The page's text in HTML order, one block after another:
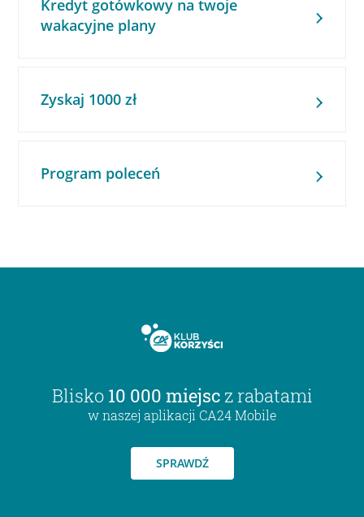
Kredyt gotówkowy na twoje
wakacyjne plany
Zyskaj 1000 zł
Program poleceń
Blisko 10 000 miejsc z rabatami
w naszej aplikacji CA24 Mobile
SPRAWDŹ